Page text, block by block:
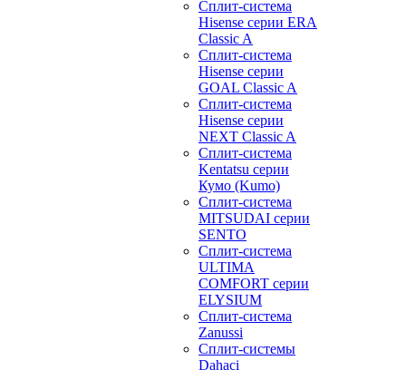
Сплит-система
Hisense серии ERA
Classic A
Сплит-система
Hisense серии
GOAL Classic A
Сплит-система
Hisense серии
NEXT Classic A
Сплит-система
Kentatsu серии
Кумо (Kumo)
Сплит-система
MITSUDAI серии
SENTO
Сплит-система
ULTIMA
COMFORT серии
ELYSIUM
Сплит-система
Zanussi
Сплит-системы
Dahaci